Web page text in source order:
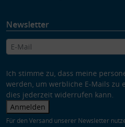
Newsletter
Ich stimme zu, dass meine
werden, um werbliche E-Mails zu
dies jederzeit widerrufen kann.
Anmelden
Für den Versand unserer Newsletter